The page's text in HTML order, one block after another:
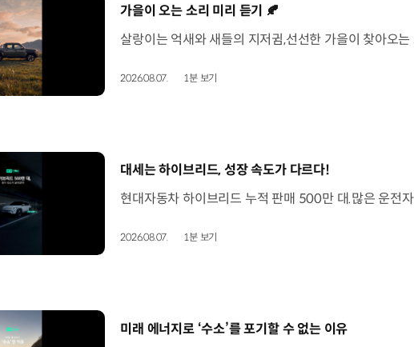
[동영상]
가을이 오는 소리 미리 듣기 🍂
2026.08.07. 1분 보기
[동영상]
대세는 하이브리드, 성장 속도가 다르다!
2026.08.07. 1분 보기
[동영상]
미래 에너지로 ‘수소’를 포기할 수 없는 이유